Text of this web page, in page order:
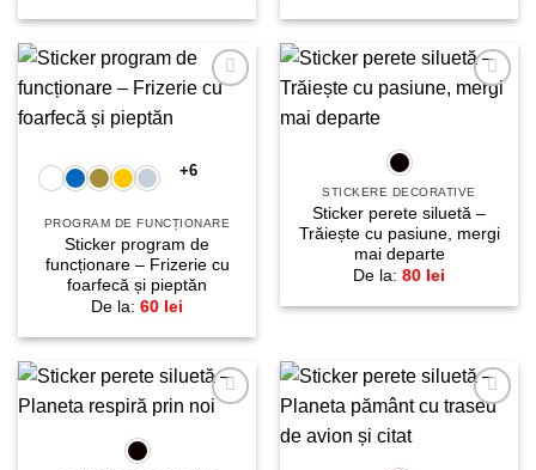
+6
PROGRAM DE FUNCȚIONARE
Sticker program de
funcționare – Frizerie cu
foarfecă și pieptăn
De la: 60 lei
STICKERE DECORATIVE
Sticker perete siluetă –
Trăiește cu pasiune, mergi
mai departe
De la: 80 lei